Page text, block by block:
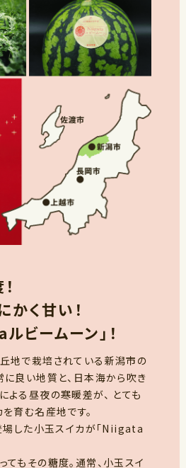
かく甘い！
ビームーン」！
地で栽培されている新潟市の
に良い地質と、日本海から吹き
よる昼夜の寒暖差が、 とても
育む名産地です。
した小玉スイカが「Niigata
もその糖度。通常、小玉スイ